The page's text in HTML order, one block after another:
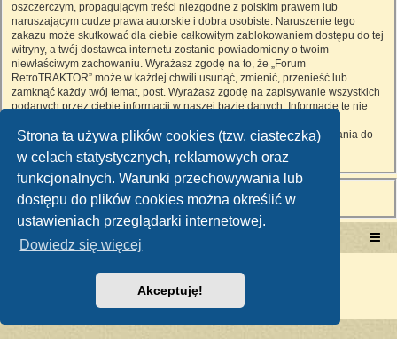
Strona ta używa plików cookies (tzw. ciasteczka)
w celach statystycznych, reklamowych oraz
funkcjonalnych. Warunki przechowywania lub
dostępu do plików cookies można określić w
ustawieniach przeglądarki internetowej.
Dowiedz się więcej
Akceptuję!
oszczerczym, propagującym treści niezgodne z polskim prawem lub
naruszającym cudze prawa autorskie i dobra osobiste. Naruszenie tego
zakazu może skutkować dla ciebie całkowitym zablokowaniem dostępu do tej
witryny, a twój dostawca internetu zostanie powiadomiony o twoim
niewłaściwym zachowaniu. Wyrażasz zgodę na to, że „Forum
RetroTRAKTOR” może w każdej chwili usunąć, zmienić, przenieść lub
zamknąć każdy twój temat, post. Wyrażasz zgodę na zapisywanie wszystkich
podanych przez ciebie informacji w naszej bazie danych. Informacje te nie
RetroTRAKTOR”, ani phpBB nie ponosi odpowiedzialności za włamania do
witryny, podczas których może dojść do kradzieży danych.
Portal RetroTRAKTOR.pl
Polski pakiet językowy dostarcza